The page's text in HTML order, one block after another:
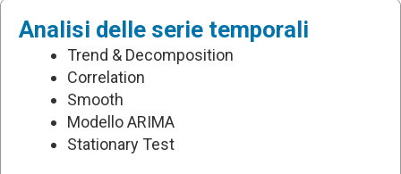
Analisi delle serie temporali
Trend & Decomposition
Correlation
Smooth
Modello ARIMA
Stationary Test